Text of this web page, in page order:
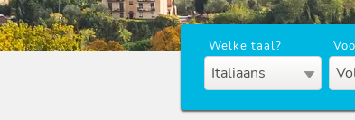
Welke taal?
Italiaans